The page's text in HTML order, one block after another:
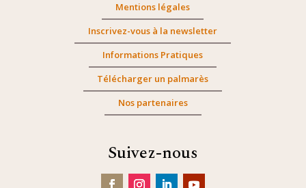
Mentions légales
Inscrivez-vous à la newsletter
Informations Pratiques
Télécharger un palmarès
Nos partenaires
Suivez-nous